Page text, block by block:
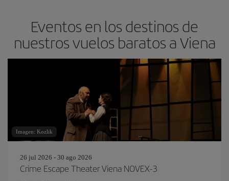
Eventos en los destinos de
nuestros vuelos baratos a Viena
Imagen: Kozlik
26 jul 2026 - 30 ago 2026
Crime Escape Theater Viena NOVEX-3